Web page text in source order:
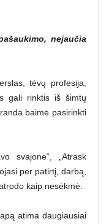
nejaučia
tėvų profesija,
gali rinktis iš šimtų
baimė pasirinkti
svajone“, „Atrask
per patirtį, darbą,
kaip nesėkmė.
atima daugiausiai